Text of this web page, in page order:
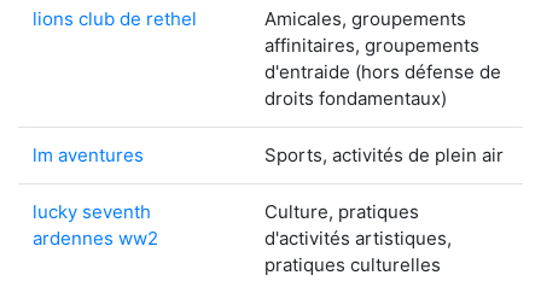
lions club de rethel
Amicales, groupements
affinitaires, groupements
d'entraide (hors défense de
droits fondamentaux)
lm aventures Sports, activités de plein air
lucky seventh
ardennes ww2
Culture, pratiques
d'activités artistiques,
pratiques culturelles